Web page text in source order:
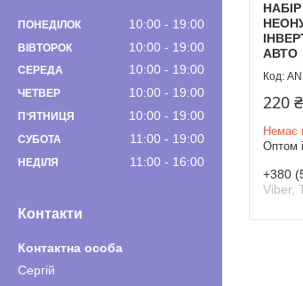
ПОНЕДІЛОК 10:00 19:00
ВІВТОРОК 10:00 19:00
СЕРЕДА 10:00 19:00
ЧЕТВЕР 10:00 19:00
ПʼЯТНИЦЯ 10:00 19:00
СУБОТА 11:00 19:00
НЕДІЛЯ 11:00 16:00
Контакти
Сергiй
АВТО
220
Немає
Оптом
+380
Viber,